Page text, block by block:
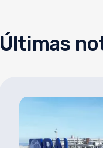
Últimas